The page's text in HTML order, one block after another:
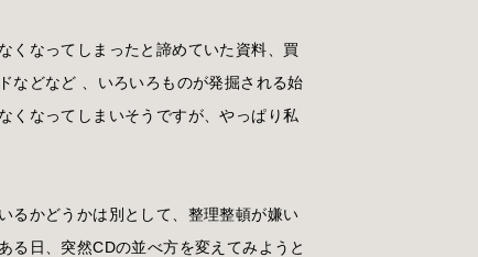
くなってしまったと諦めていた資料、買
などなど 、いろいろものが発掘される始
くなってしまいそうですが、やっぱり私
るかどうかは別として、整理整頓が嫌い
る日、突然CDの並べ方を変えてみようと